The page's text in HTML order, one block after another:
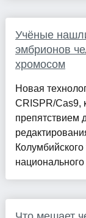
Учёные
эмбрионов
хромосом
Новая
CRISPR/Cas9,
препятствием